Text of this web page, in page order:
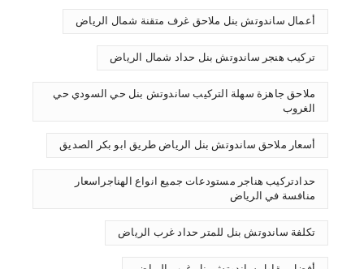
أعمال ساندوتش بنل ملاحق غرف متقنة شمال الرياض
تركيب هنجر ساندوتش بنل حداد شمال الرياض
ملاحق جاهزة سهلة التركيب ساندوتش بنل حي السودي حي
الغروب
أسعار ملاحق ساندوتش بنل الرياض طريق ابو بكر الصديق
حدادتركيب هناجر مستودعات جميع انواع الهناجراسعار
منافسة في الرياض
تكلفة ساندوتش بنل للمتر حداد غرب الرياض